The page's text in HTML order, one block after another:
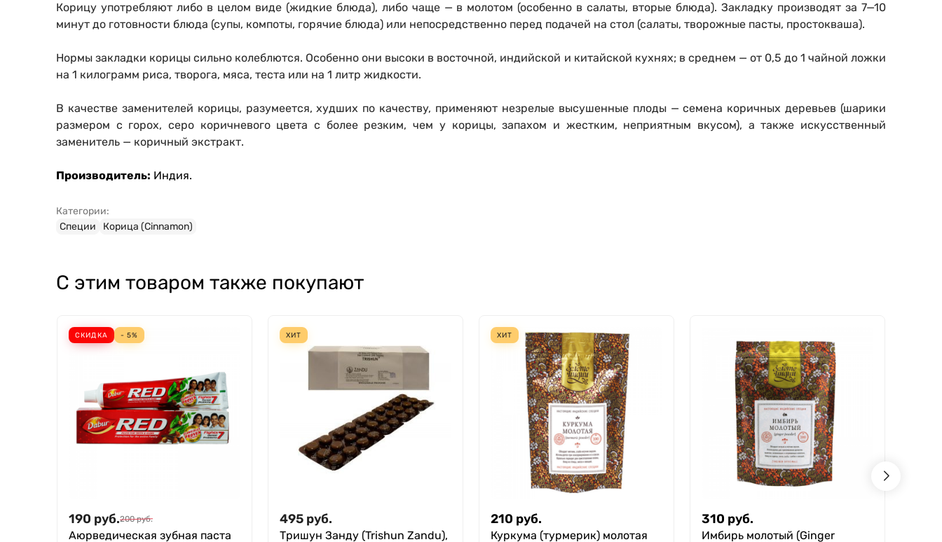
Корицу употребляют либо в целом виде (жидкие блюда), либо чаще — в молотом (особенно в салаты, вторые блюда). Закладку производят за 7—10
минут до готовности блюда (супы, компоты, горячие блюда) или непосредственно перед подачей на стол (салаты, творожные пасты, простокваша).
Нормы закладки корицы сильно колеблются. Особенно они высоки в восточной, индийской и китайской кухнях; в среднем — от 0,5 до 1 чайной ложки
на 1 килограмм риса, творога, мяса, теста или на 1 литр жидкости.
В качестве заменителей корицы, разумеется, худших по качеству, применяют незрелые высушенные плоды — семена коричных деревьев (шарики
размером с горох, серо коричневого цвета с более резким, чем у корицы, запахом и жестким, неприятным вкусом), а также искусственный
заменитель — коричный экстракт.
Производитель: Индия.
Категории:
Специи
Корица (Сinnamon)
С этим товаром также покупают
СКИДКА - 5%
190 руб.200 руб.
Аюрведическая зубная паста
ХИТ
495 руб.
Тришун Занду (Trishun Zandu),
ХИТ
210 руб.
Куркума (турмерик) молотая
310 руб.
Имбирь молотый (Ginger